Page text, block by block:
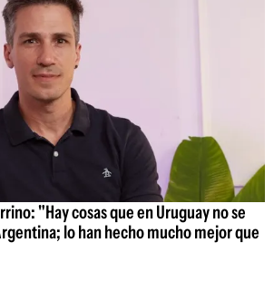
"Hay cosas que en Uruguay no se
lo han hecho mucho mejor que